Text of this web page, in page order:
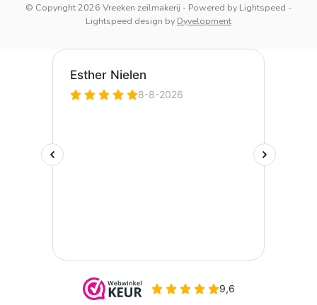
© Copyright 2026 Vreeken zeilmakerij - Powered by Lightspeed -
Lightspeed design by Dyvelopment